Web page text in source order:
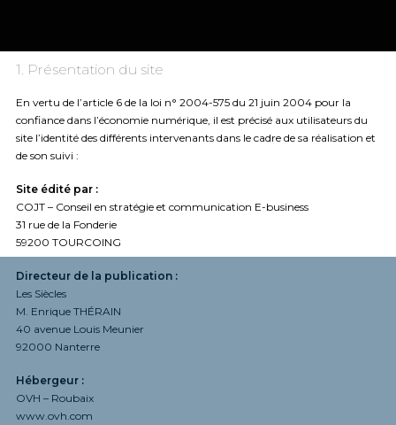
1. Présentation du site
En vertu de l’article 6 de la loi n° 2004-575 du 21 juin 2004 pour la
confiance dans l’économie numérique, il est précisé aux utilisateurs du
site l’identité des différents intervenants dans le cadre de sa réalisation et
de son suivi :
Site édité par :
COJT – Conseil en stratégie et communication E-business
31 rue de la Fonderie
59200 TOURCOING
Directeur de la publication :
Les Siècles
M. Enrique THÉRAIN
40 avenue Louis Meunier
92000 Nanterre
Hébergeur :
OVH – Roubaix
www.ovh.com